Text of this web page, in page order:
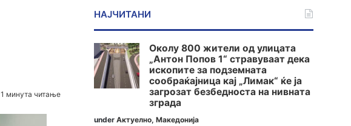
1 минута читање
НАЈЧИТАНИ
Околу 800 жители од улицата
„Антон Попов 1“ стравуваат дека
ископите за подземната
сообраќајница кај „Лимак“ ќе ја
загрозат безбедноста на нивната
зграда
underАктуелно,Македонија